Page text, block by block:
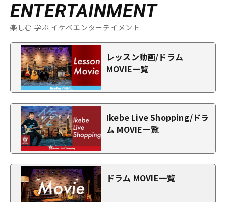
ENTERTAINMENT
楽しむ 学ぶ イケベエンターテイメント
レッスン動画/ドラム
MOVIE一覧
Ikebe Live Shopping/ドラ
ム MOVIE一覧
ドラム MOVIE一覧